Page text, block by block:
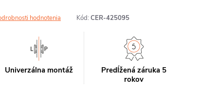
hodnotenia Kód: CER-425095
Univerzálna montáž
Predĺžená záruka 5
rokov